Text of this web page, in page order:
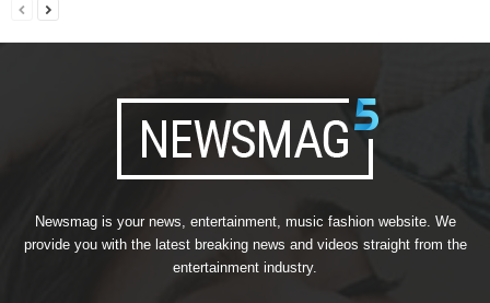
Newsmag is your news, entertainment, music fashion website. We
provide you with the latest breaking news and videos straight from the
entertainment industry.